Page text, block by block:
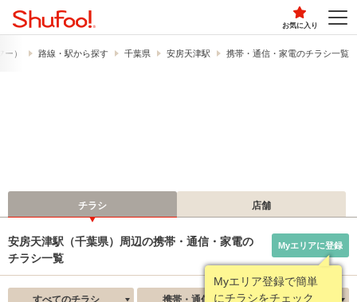
お気に入り
） 路線・駅から探す 千葉県 安房天津駅 携帯・通信・家電のチラシ一覧
チラシ 店舗
安房天津駅（千葉県）周辺の携帯・通信・家電の
チラシ一覧
Myエリア登録で簡単
にチラシをチェック
Myエリアに登録
すべてのチラシ 携帯・通信・家電 新着順